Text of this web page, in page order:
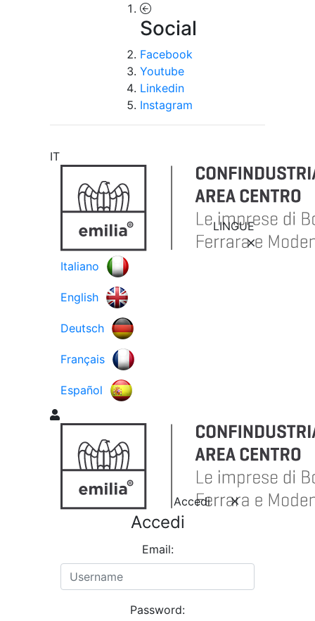
Social
Facebook
Youtube
Linkedin
Instagram
IT
LINGUE
Italiano
English
Deutsch
Français
Español
Accedi
Accedi
Email:
Password: